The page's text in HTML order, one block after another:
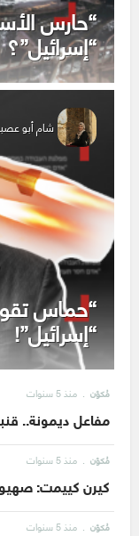
“حارس
“إسرائيل”؟
شام أبو
“حماس
“إسرائيل”!
مُكوّن منذ 5 سنوات
مفاعل ديمونة..
مُكوّن منذ 5 سنوات
كيرن كييمت: صهيونية
مُكوّن منذ 5 سنوات